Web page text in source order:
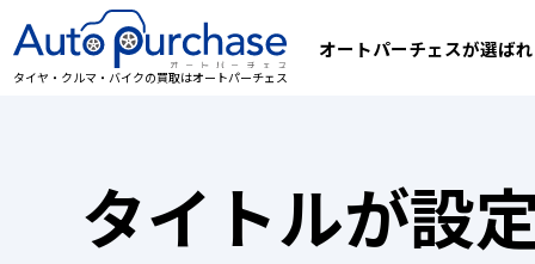
タイヤ・クルマ・バイクの買取はオートパーチェス
オートパーチェスが選ば
タイトルが設